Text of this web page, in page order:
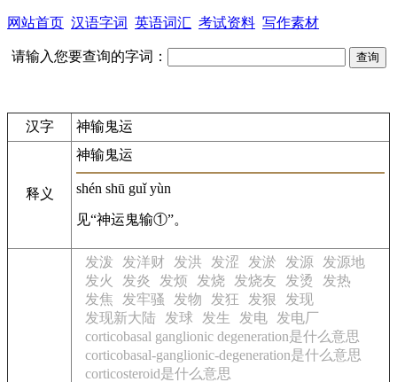
网站首页 汉语字词 英语词汇 考试资料 写作素材
请输入您要查询的字词：
汉字 神输鬼运
释义
神输鬼运
shén shū guǐ yùn
见“神运鬼输①”。
发泼 发洋财 发洪 发涩 发淤 发源
发源地
发火
发炎 发烦 发烧 发烧友 发烫
发热
发焦
发牢骚 发物 发狂 发狠
发现
发现新大陆
发球 发生 发电
发电厂
corticobasal ganglionic degeneration是什么意思
corticobasal-ganglionic-degeneration是什么意思
corticosteroid是什么意思